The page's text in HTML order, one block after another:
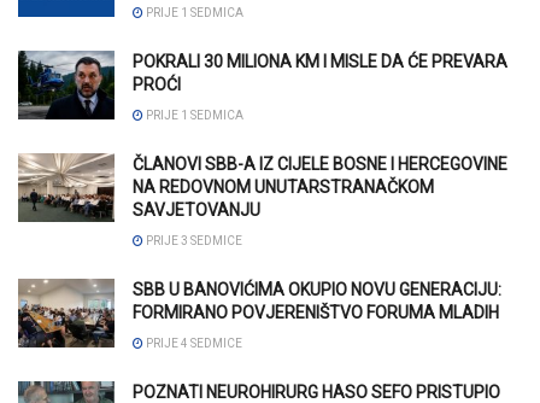
PRIJE 1 SEDMICA
POKRALI 30 MILIONA KM I MISLE DA ĆE PREVARA
PROĆI
PRIJE 1 SEDMICA
ČLANOVI SBB-A IZ CIJELE BOSNE I HERCEGOVINE
NA REDOVNOM UNUTARSTRANAČKOM
SAVJETOVANJU
PRIJE 3 SEDMICE
SBB U BANOVIĆIMA OKUPIO NOVU GENERACIJU:
FORMIRANO POVJERENIŠTVO FORUMA MLADIH
PRIJE 4 SEDMICE
POZNATI NEUROHIRURG HASO SEFO PRISTUPIO